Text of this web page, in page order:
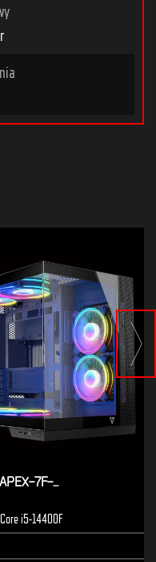
7F-
i5-14400F